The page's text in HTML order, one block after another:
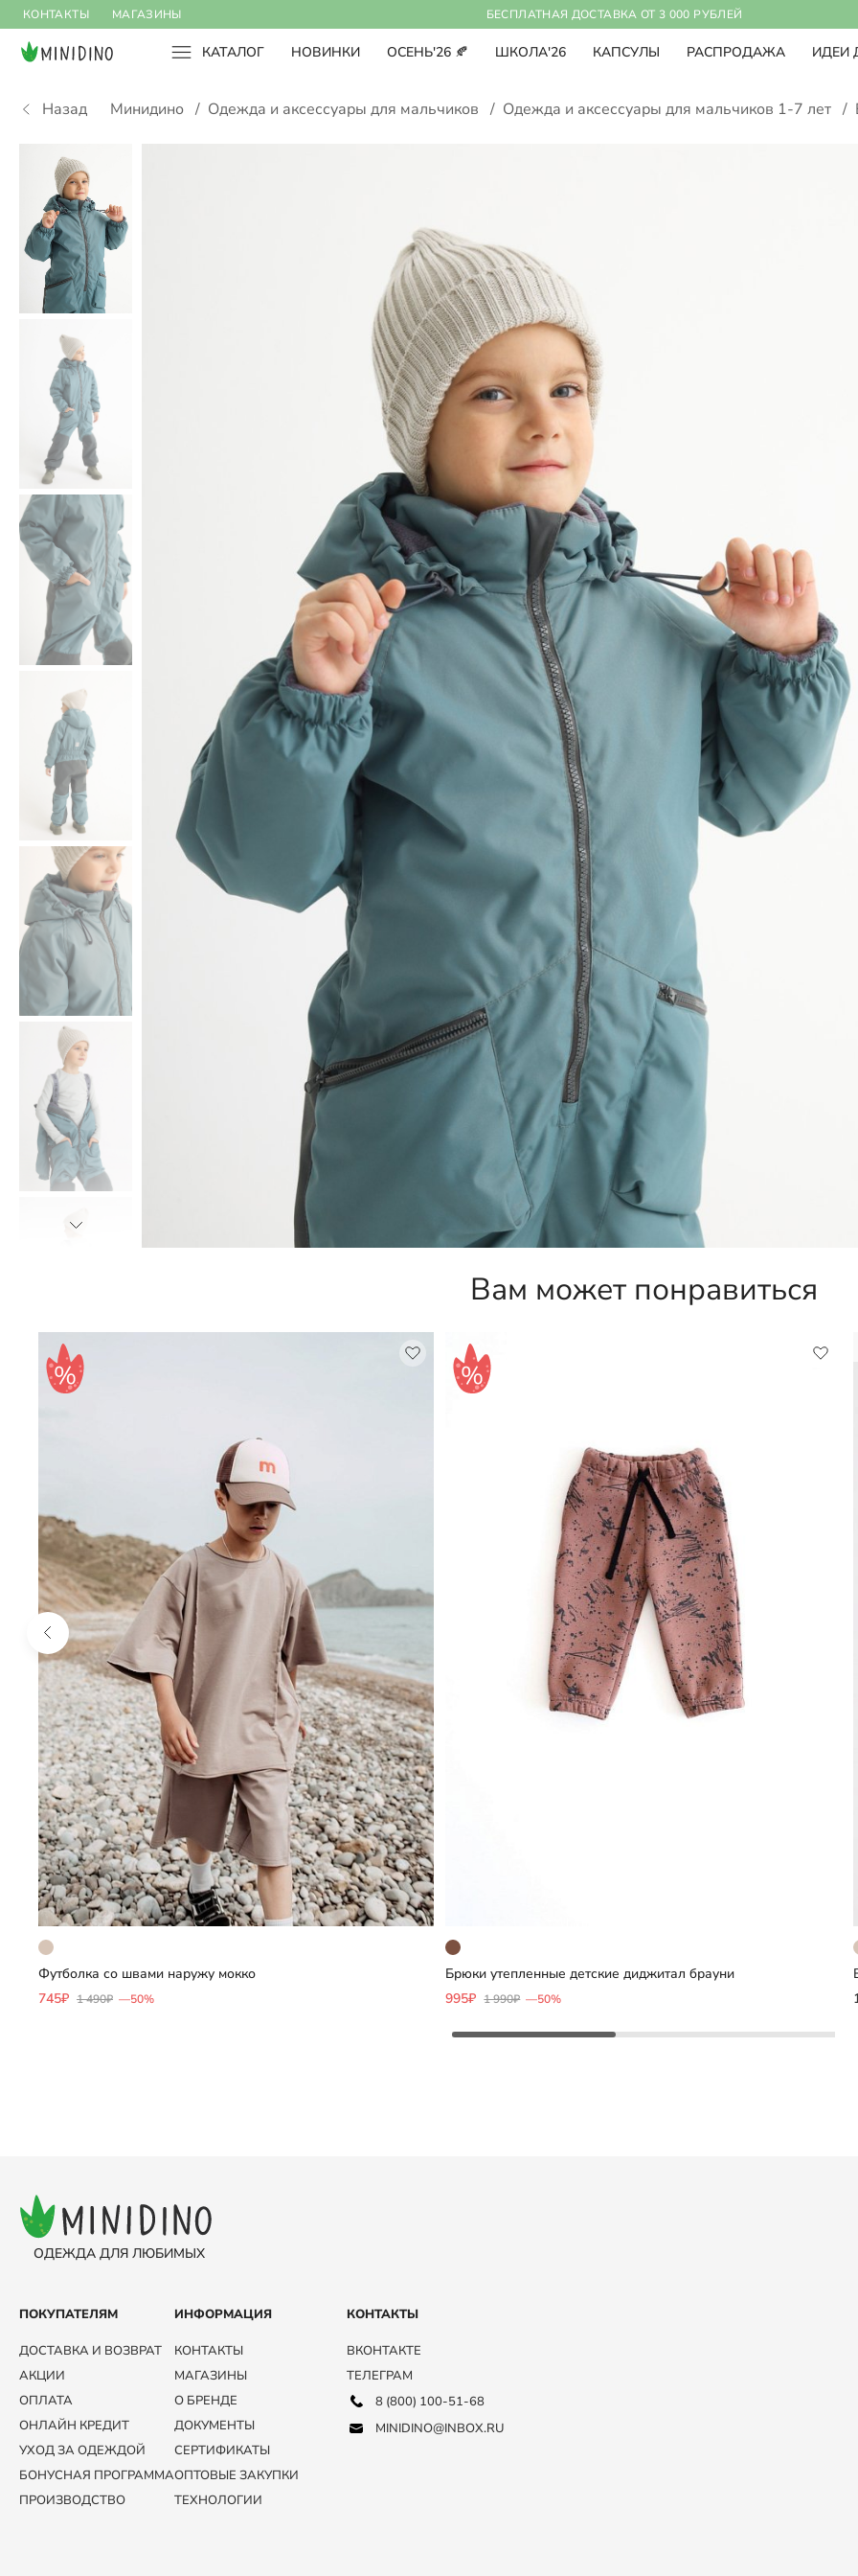
КОНТАКТЫ МАГАЗИНЫ БЕСПЛАТНАЯ ДОСТАВКА ОТ 3 000 РУБЛЕЙ
КАТАЛОГ НОВИНКИ ОСЕНЬ'26 🍂 ШКОЛА'26 КАПСУЛЫ РАСПРОДАЖА ИДЕИ
Назад Минидино / Одежда и аксессуары для мальчиков / Одежда и аксессуары для мальчиков 1-7 лет /
Вам может понравиться
Футболка со швами наружу мокко
745₽ 1 490₽ —50%
Брюки утепленные детские диджитал брауни
995₽ 1 990₽ —50%
ОДЕЖДА ДЛЯ ЛЮБИМЫХ
ПОКУПАТЕЛЯМ
ДОСТАВКА И ВОЗВРАТ
АКЦИИ
ОПЛАТА
ОНЛАЙН КРЕДИТ
УХОД ЗА ОДЕЖДОЙ
БОНУСНАЯ ПРОГРАММА
ПРОИЗВОДСТВО
ИНФОРМАЦИЯ
КОНТАКТЫ
МАГАЗИНЫ
О БРЕНДЕ
ДОКУМЕНТЫ
СЕРТИФИКАТЫ
ОПТОВЫЕ ЗАКУПКИ
ТЕХНОЛОГИИ
КОНТАКТЫ
ВКОНТАКТЕ
ТЕЛЕГРАМ
8 (800) 100-51-68
MINIDINO@INBOX.RU